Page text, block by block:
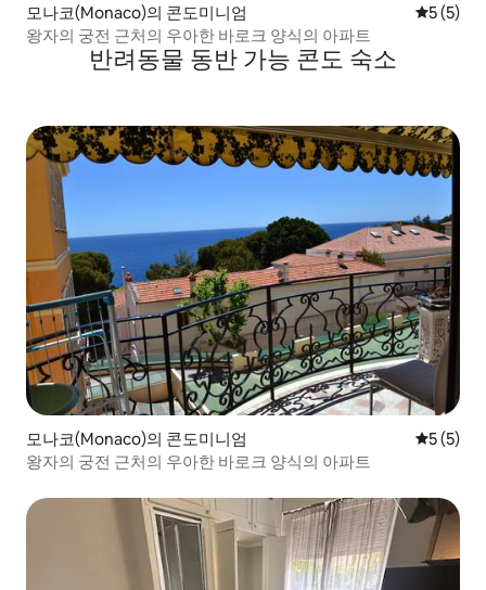
모나코(Monaco)의 콘도미니엄 평점 5점
5 (5)
왕자의 궁전 근처의 우아한 바로크 양식의 아파트
반려동물 동반 가능 콘도 숙소
모나코(Monaco)의 콘도미니엄 평점 5점
5 (5)
왕자의 궁전 근처의 우아한 바로크 양식의 아파트